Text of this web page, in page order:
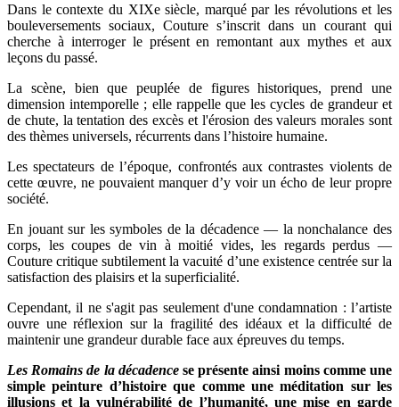
Dans le contexte du XIXe siècle, marqué par les révolutions et les
bouleversements sociaux, Couture s’inscrit dans un courant qui
cherche à interroger le présent en remontant aux mythes et aux
leçons du passé.
La scène, bien que peuplée de figures historiques, prend une
dimension intemporelle ; elle rappelle que les cycles de grandeur et
de chute, la tentation des excès et l'érosion des valeurs morales sont
des thèmes universels, récurrents dans l’histoire humaine.
Les spectateurs de l’époque, confrontés aux contrastes violents de
cette œuvre, ne pouvaient manquer d’y voir un écho de leur propre
société.
En jouant sur les symboles de la décadence — la nonchalance des
corps, les coupes de vin à moitié vides, les regards perdus —
Couture critique subtilement la vacuité d’une existence centrée sur la
satisfaction des plaisirs et la superficialité.
Cependant, il ne s'agit pas seulement d'une condamnation : l’artiste
ouvre une réflexion sur la fragilité des idéaux et la difficulté de
maintenir une grandeur durable face aux épreuves du temps.
Les Romains de la décadencese présente ainsi moins comme une
simple peinture d’histoire que comme une méditation sur les
illusions et la vulnérabilité de l’humanité, une mise en garde